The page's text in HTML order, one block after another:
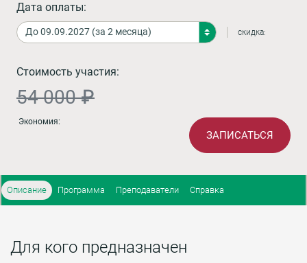
Дата оплаты:
скидка:
Стоимость участия:
54 000 ₽
Экономия:
ЗАПИСАТЬСЯ
Описание Программа Преподаватели Справка
Для кого предназначен